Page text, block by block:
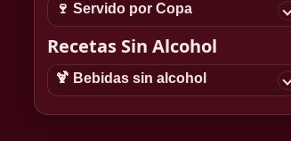
🍷 Servido por Copa
Recetas Sin Alcohol
🍹 Bebidas sin alcohol